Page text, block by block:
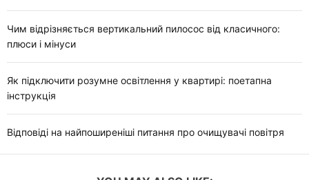
Чим відрізняється вертикальний пилосос від класичного:
плюси і мінуси
Як підключити розумне освітлення у квартирі: поетапна
інструкція
Відповіді на найпоширеніші питання про очищувачі повітря